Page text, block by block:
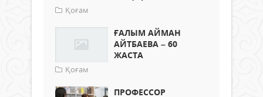
Қоғам
ҒАЛЫМ АЙМАН
АЙТБАЕВА – 60
ЖАСТА
Қоғам
ПРОФЕССОР